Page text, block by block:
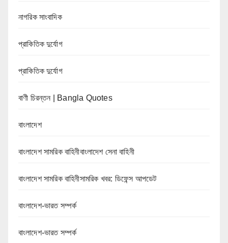
নাগরিক সাংবাদিক
প্রাকিতিক দুর্যোগ
প্রাকিতিক দুর্যোগ
বাণী চিরন্তন | Bangla Quotes
বাংলাদেশ
বাংলাদেশ সামরিক বাহিনীবাংলাদেশ সেনা বাহিনী
বাংলাদেশ সামরিক বাহিনীসামরিক খবর: ডিফেন্স আপডেট
বাংলাদেশ-ভারত সম্পর্ক
বাংলাদেশ-ভারত সম্পর্ক